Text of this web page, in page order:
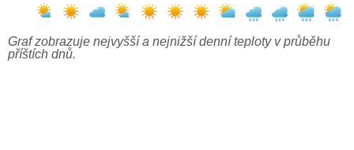
Graf zobrazuje nejvyšší a nejnižší denní teploty v průběhu
příštích dnů.